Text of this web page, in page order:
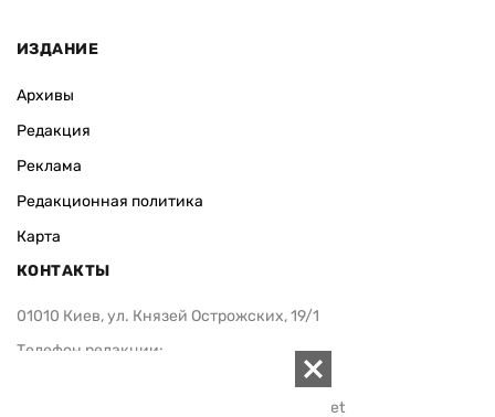
ИЗДАНИЕ
Архивы
Редакция
Реклама
Редакционная политика
Карта
КОНТАКТЫ
01010 Киев, ул. Князей Острожских, 19/1
Телефон редакции:
zn94@ukr.net